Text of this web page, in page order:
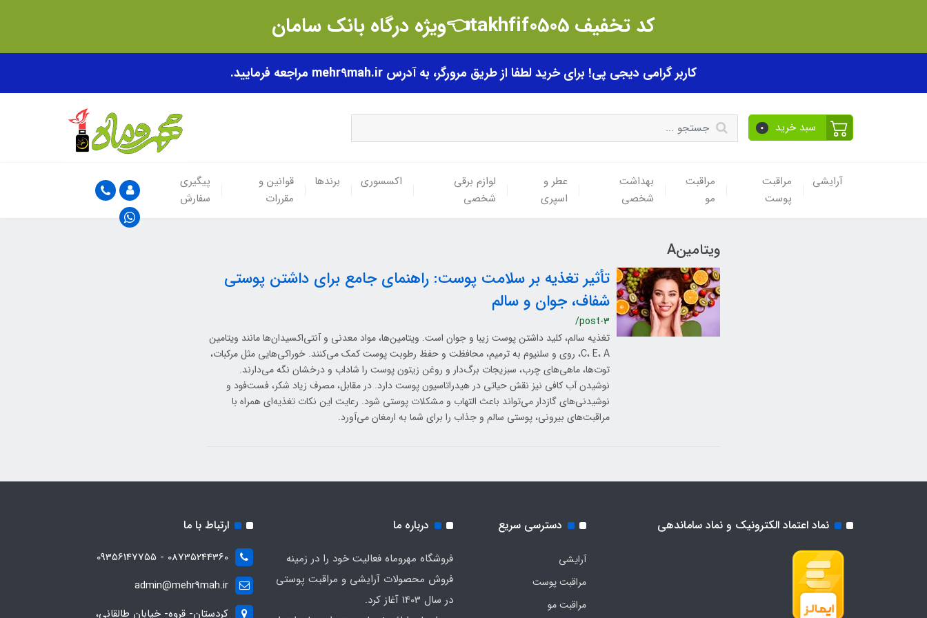
کد تخفیف takhfif0505👈ویژه درگاه بانک سامان
کاربر گرامی دیجی پی! برای خرید لطفا از طریق مرورگر، به آدرس mehr9mah.ir مراجعه فرمایید.
سبد خرید 0
آرایشی
مراقبت
پوست
مراقبت
مو
بهداشت
شخصی
عطر و
اسپری
لوازم برقی
شخصی
اکسسوری برندها
قوانین و
مقررات
پیگیری
سفارش
ویتامینA
تأثیر تغذیه بر سلامت پوست: راهنمای جامع برای داشتن پوستی
شفاف، جوان و سالم
/post-3
تغذیه سالم، کلید داشتن پوست زیبا و جوان است. ویتامین‌ها، مواد معدنی و آنتی‌اکسیدان‌ها مانند ویتامین
C، E، A، روی و سلنیوم به ترمیم، محافظت و حفظ رطوبت پوست کمک می‌کنند. خوراکی‌هایی مثل مرکبات،
توت‌ها، ماهی‌های چرب، سبزیجات برگ‌دار و روغن زیتون پوست را شاداب و درخشان نگه می‌دارند.
نوشیدن آب کافی نیز نقش حیاتی در هیدراتاسیون پوست دارد. در مقابل، مصرف زیاد شکر، فست‌فود و
نوشیدنی‌های گازدار می‌تواند باعث التهاب و مشکلات پوستی شود. رعایت این نکات تغذیه‌ای همراه با
مراقبت‌های بیرونی، پوستی سالم و جذاب را برای شما به ارمغان می‌آورد.
نماد اعتماد الکترونیک و نماد ساماندهی دسترسی سریع
آرایشی
مراقبت پوست
مراقبت مو
درباره ما
فروشگاه مهروماه فعالیت خود را در زمینه
فروش محصولات آرایشی و مراقبت پوستی
در سال 1403 آغاز کرد.
ارتباط با ما
08735244360 - 09356147755
admin@mehr9mah.ir
کردستان- قروه- خیابان طالقانی،